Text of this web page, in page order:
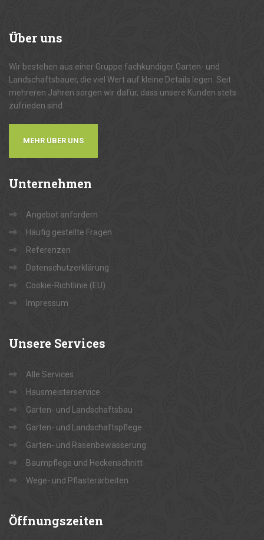
Überuns
Wir bestehen aus einer Gruppe fachkundiger Garten- und
Landschaftsbauer, die viel Wert auf kleine Details legen. Seit
mehreren Jahren sorgen wir dafür, dass unsere Kunden stets
zufrieden sind.
MEHR ÜBER UNS
Unternehmen
Angebot anfordern
Häufig gestellte Fragen
Referenzen
Datenschutzerklärung
Cookie-Richtlinie (EU)
Impressum
Unsere Services
Alle Services
Hausmeisterservice
Garten- und Landschaftsbau
Garten- und Landschaftspflege
Garten- und Rasenbewässerung
Baumpflege und Heckenschnitt
Wege- und Pflasterarbeiten
Öffnungszeiten